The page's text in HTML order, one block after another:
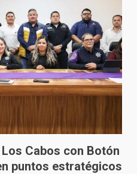
Cabos con Botón
puntos estratégicos